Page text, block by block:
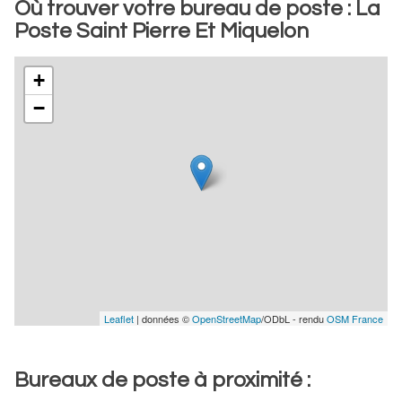
Où trouver votre bureau de poste : La
Poste Saint Pierre Et Miquelon
+
−
Leaflet | données ©OpenStreetMap/ODbL - renduOSM France
Bureaux de poste à proximité :